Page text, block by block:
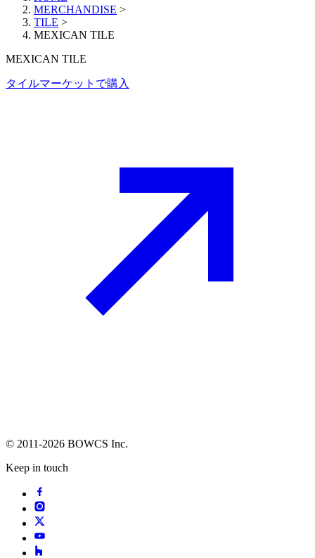
MERCHANDISE >
TILE >
MEXICAN TILE
MEXICAN TILE
タイルマーケットで購入
© 2011-2026 BOWCS Inc.
Keep in touch